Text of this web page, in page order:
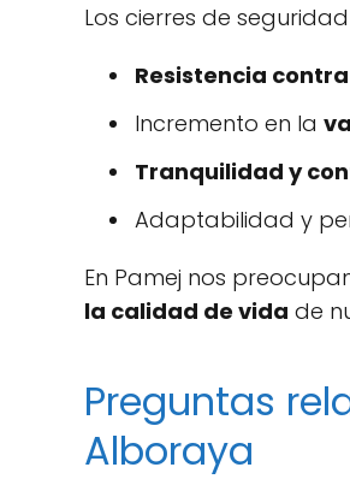
Los cierres de
Resistencia
Incremento en la
Tranquilidad y
Adaptabilidad y
En Pamej nos
la calidad de vida de
Preguntas
Alboraya